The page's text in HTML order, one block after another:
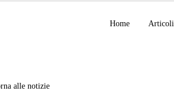
Home Articoli
alle notizie